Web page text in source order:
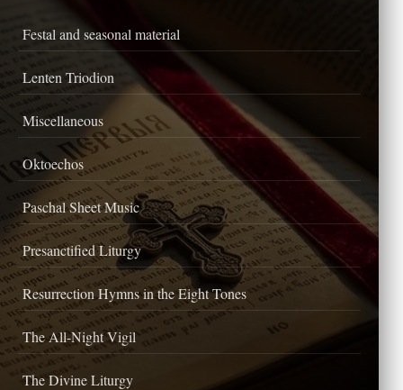
Festal and seasonal material
Lenten Triodion
Miscellaneous
Oktoechos
Paschal Sheet Music
Presanctified Liturgy
Resurrection Hymns in the Eight Tones
The All-Night Vigil
The Divine Liturgy